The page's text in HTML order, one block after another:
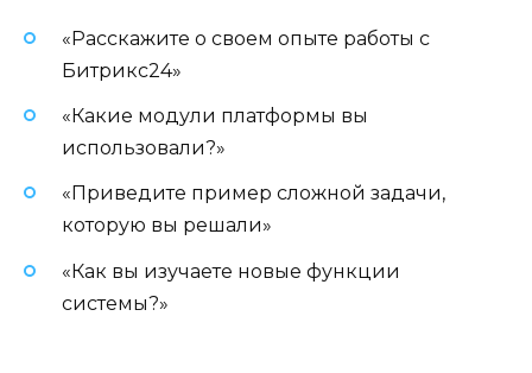
«Расскажите о своем опыте работы с
Битрикс24»
«Какие модули платформы вы
использовали?»
«Приведите пример сложной задачи,
которую вы решали»
«Как вы изучаете новые функции
системы?»